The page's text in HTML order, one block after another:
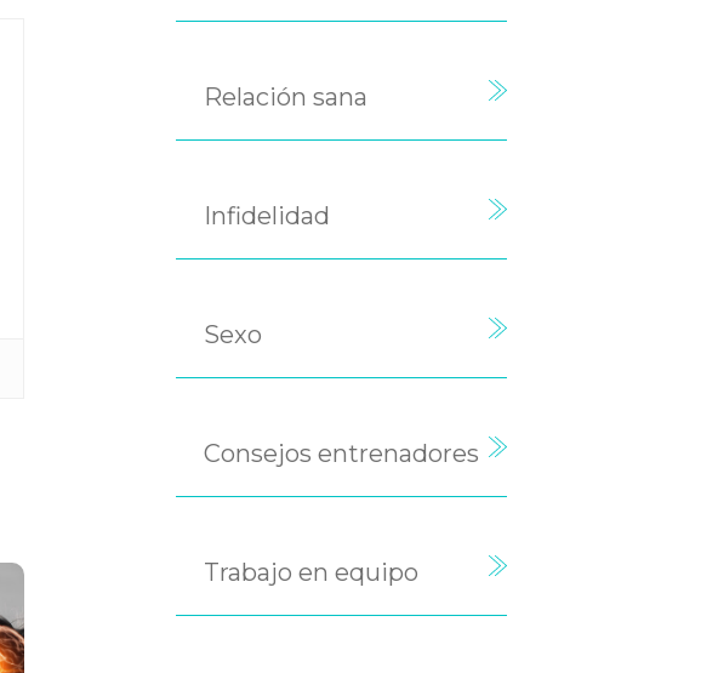
Relación sana
Infidelidad
Sexo
Consejos entrenadores
Trabajo en equipo